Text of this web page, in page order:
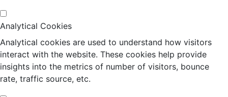
Analytical Cookies
Analytical cookies are used to understand how visitors
interact with the website. These cookies help provide
insights into the metrics of number of visitors, bounce
rate, traffic source, etc.